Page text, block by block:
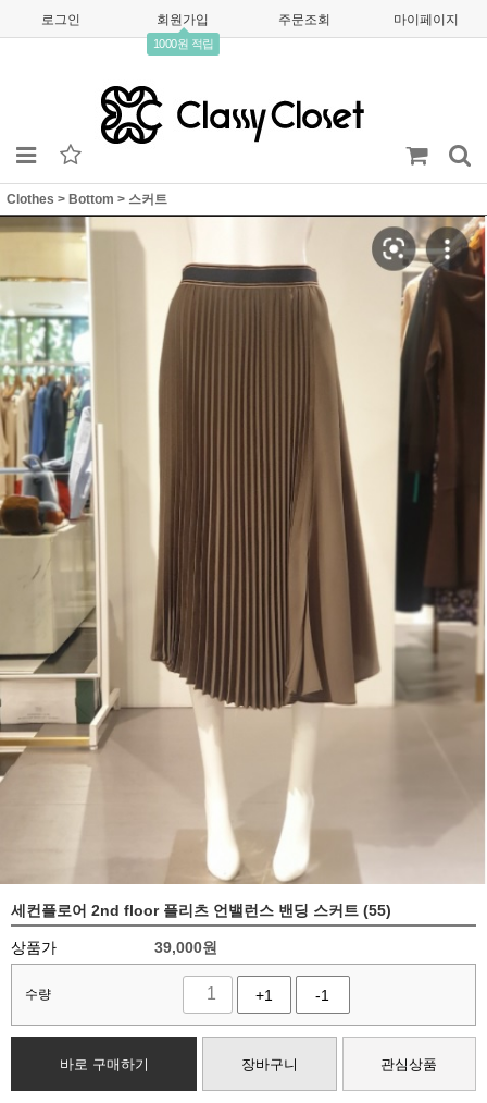
로그인 회원가입
1000원 적립
주문조회 마이페이지
Clothes > Bottom > 스커트
세컨플로어 2nd floor 플리츠 언밸런스 밴딩 스커트 (55)
상품가 39,000원
수량 +1 -1
바로 구매하기 장바구니 관심상품